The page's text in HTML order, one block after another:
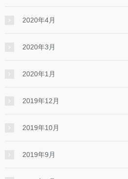
2020年4月
2020年3月
2020年1月
2019年12月
2019年10月
2019年9月